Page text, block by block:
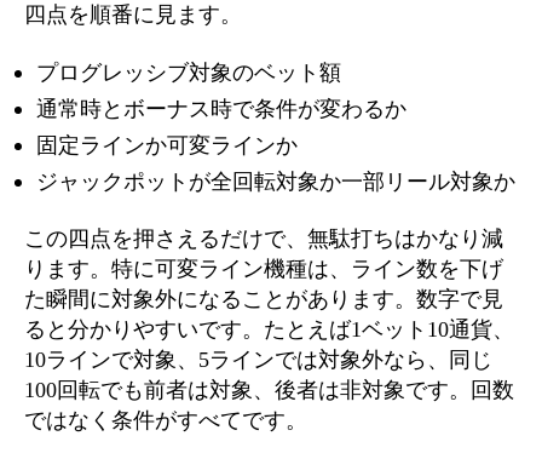
四点を順番に見ます。
プログレッシブ対象のベット額
通常時とボーナス時で条件が変わるか
固定ラインか可変ラインか
ジャックポットが全回転対象か一部リール対象か
この四点を押さえるだけで、無駄打ちはかなり減
ります。特に可変ライン機種は、ライン数を下げ
た瞬間に対象外になることがあります。数字で見
ると分かりやすいです。たとえば1ベット10通貨、
10ラインで対象、5ラインでは対象外なら、同じ
100回転でも前者は対象、後者は非対象です。回数
ではなく条件がすべてです。